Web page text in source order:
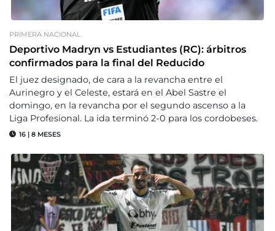
PRIMERA NACIONAL
Deportivo Madryn vs Estudiantes (RC): árbitros
confirmados para la final del Reducido
El juez designado, de cara a la revancha entre el
Aurinegro y el Celeste, estará en el Abel Sastre el
domingo, en la revancha por el segundo ascenso a la
Liga Profesional. La ida terminó 2-0 para los cordobeses.
16 | 8 MESES